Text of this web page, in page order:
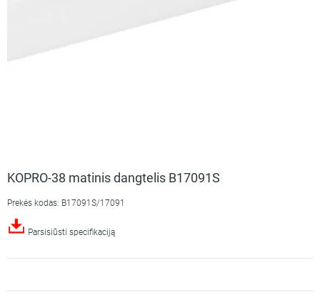
KOPRO-38 matinis dangtelis B17091S
Prekės kodas: B17091S/17091
Parsisiūsti specifikaciją